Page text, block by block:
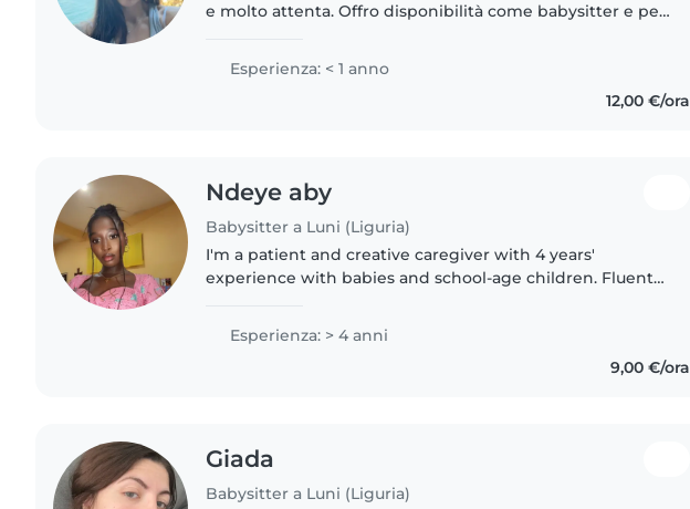
e molto attenta. Offro disponibilità come babysitter e per
Esperienza: < 1 anno
12,00 €/ora
Ndeye aby
Babysitter a Luni (Liguria)
I'm a patient and creative caregiver with 4 years'
experience with babies and school-age children. Fluent
music while helping..
Esperienza: > 4 anni
9,00 €/ora
Giada
Babysitter a Luni (Liguria)